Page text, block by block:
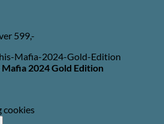
599,-
2024 Gold Edition
cookies